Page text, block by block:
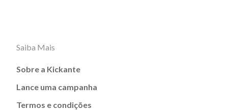
Saiba Mais
Sobre a Kickante
Lance uma campanha
Termos e condições